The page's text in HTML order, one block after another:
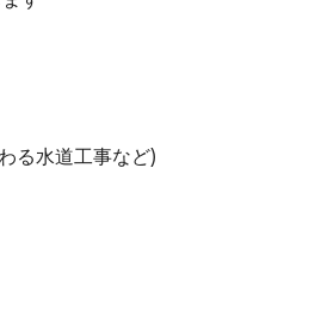
る水道工事など)